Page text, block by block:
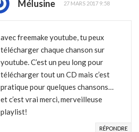
Mélusine 27 MARS 2017 9:58
avec freemake youtube, tu peux
télécharger chaque chanson sur
youtube. C’est un peu long pour
télécharger tout un CD mais c’est
pratique pour quelques chansons…
et c’est vrai merci, merveilleuse
playlist!
RÉPONDRE